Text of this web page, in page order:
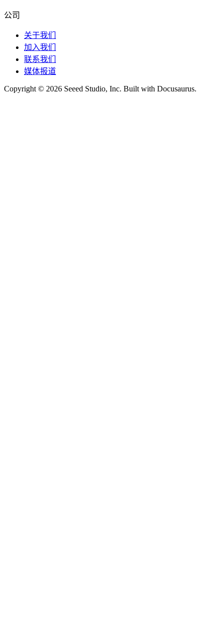
公司
关于我们
加入我们
联系我们
媒体报道
Copyright © 2026 Seeed Studio, Inc. Built with Docusaurus.